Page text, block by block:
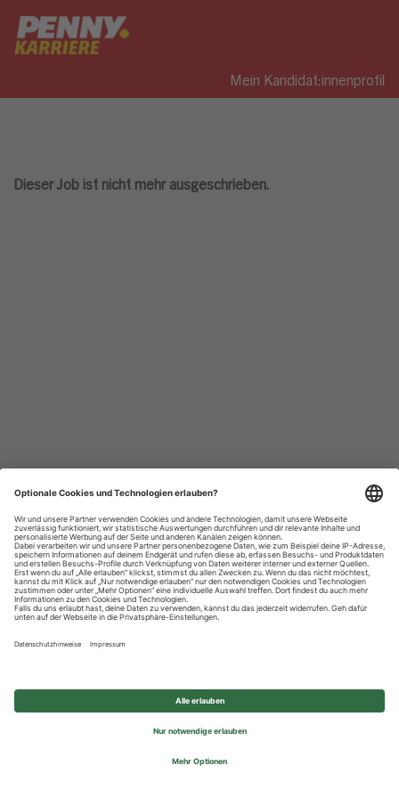
Mein Kandidat:innenprofil
Dieser Job ist nicht mehr ausgeschrieben.
Datenschutzhinweise
Impressum
Privatsphäre-Einstellungen
© 2026 REWE Group - All rights reserved